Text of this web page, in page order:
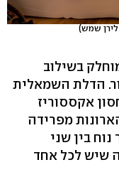
לירן שמש)
בשילוב
הדלת השמאלית
אקססוריז
מפרידה
בין שני
שיש לכל אחד